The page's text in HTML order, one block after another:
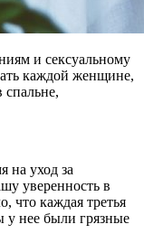
и сексуальному
каждой женщине,
спальне,
на уход за
уверенность в
что каждая третья
нее были грязные